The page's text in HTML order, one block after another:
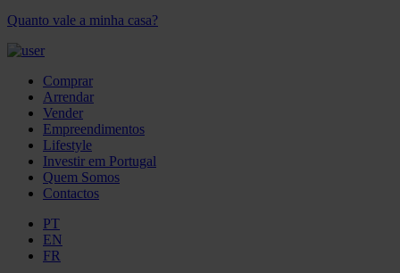
Quanto vale a minha casa?
Comprar
Arrendar
Vender
Empreendimentos
Lifestyle
Investir em Portugal
Quem Somos
Contactos
PT
EN
FR